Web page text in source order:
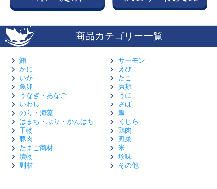
商品カテゴリー一覧
鮪
サーモン
かに
えび
いか
たこ
魚卵
貝類
うなぎ・あなご
うに
いわし
さば
のり・海藻
鯛
はまち・ぶり・かんぱち
くじら
干物
鶏肉
豚肉
野菜
たまご商材
米
漬物
珍味
副材
その他